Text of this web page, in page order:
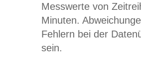
Messwerte von
Minuten.
Fehlern bei der
sein.